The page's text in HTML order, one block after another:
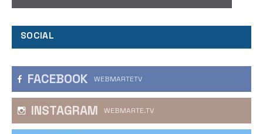
SOCIAL
FACEBOOK WEBMARTETV
INSTAGRAM WEBMARTE.TV